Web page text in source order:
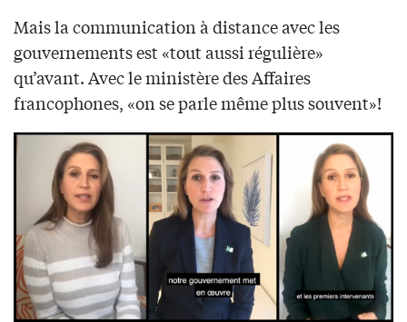
Mais la communication à distance avec les
gouvernements est «tout aussi régulière»
qu’avant. Avec le ministère des Affaires
francophones, «on se parle même plus souvent»!